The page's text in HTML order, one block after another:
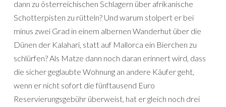
dann zu österreichischen Schlagern über afrikanische
Schotterpisten zu rütteln? Und warum stolpert er bei
minus zwei Grad in einem albernen Wanderhut über die
Dünen der Kalahari, statt auf Mallorca ein Bierchen zu
schlürfen? Als Matze dann noch daran erinnert wird, dass
die sicher geglaubte Wohnung an andere Käufer geht,
wenn er nicht sofort die fünftausend Euro
Reservierungsgebühr überweist, hat er gleich noch drei